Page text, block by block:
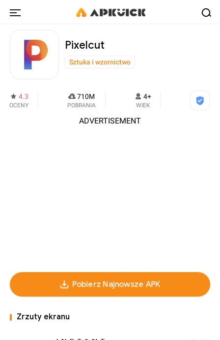
Pixelcut
Sztuka i wzornictwo
4.3
OCENY
710M
POBRANIA
4+
WIEK
ADVERTISEMENT
Pobierz Najnowsze APK
Zrzuty ekranu